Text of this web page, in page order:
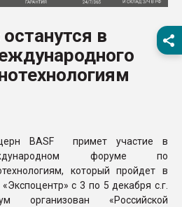
первый план в
28.07.2026
ситуацией на
Всё, что касается
в
BASF примет участие в
форуме по
который пройдет в
с 3 по 5 декабря с.г.
организован «Российской